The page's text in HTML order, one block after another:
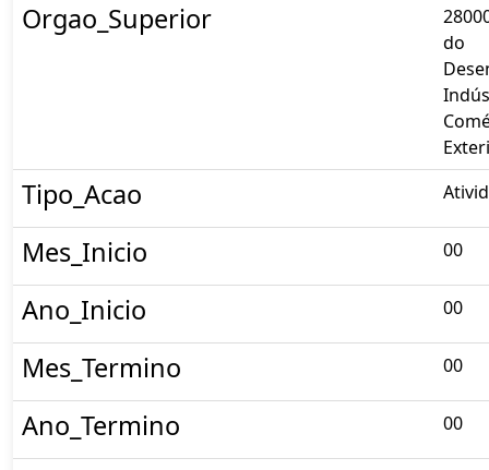
Orgao_Superior
do
Tipo_Acao
Mes_Inicio 00
Ano_Inicio 00
Mes_Termino 00
Ano_Termino 00